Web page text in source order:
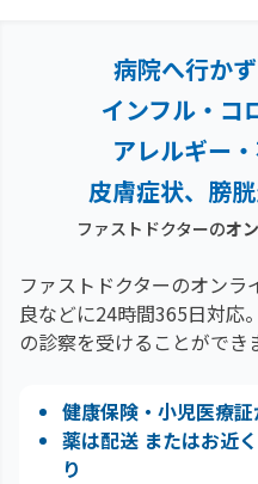
病院へ行か
インフル・コ
アレルギー・
皮膚症状、膀
ファストドクターのオ
ファストドクターのオン
良などに24時間365日対応。
の診察を受けることができ
健康保険・小児医療
薬は配送 またはお近
り